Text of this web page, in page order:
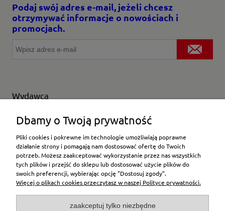
Podaj swój adres e-mail, jeżeli chcesz
otrzymywać informacje o nowościach i
promocjach.
Wydawca
Wybierz producenta
Moje konto
Płatności i dostawa
Dbamy o Twoją prywatność
Pliki cookies i pokrewne im technologie umożliwiają poprawne
działanie strony i pomagają nam dostosować ofertę do Twoich
potrzeb. Możesz zaakceptować wykorzystanie przez nas wszystkich
tych plików i przejść do sklepu lub dostosować użycie plików do
swoich preferencji, wybierając opcję "Dostosuj zgody".
Więcej o plikach cookies przeczytasz w naszej Polityce prywatności.
zaakceptuj tylko niezbędne